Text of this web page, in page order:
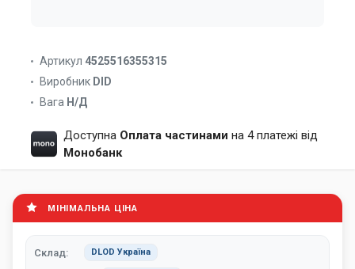
Артикул 4525516355315
Виробник DID
Вага Н/Д
Доступна Оплата частинами на 4 платежі від
Монобанк
МІНІМАЛЬНА ЦІНА
Склад: DLOD Україна